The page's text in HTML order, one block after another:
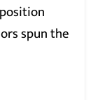
spun the